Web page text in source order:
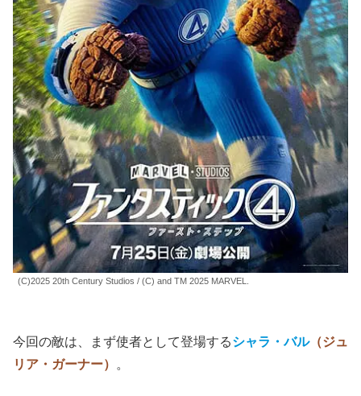
(C)2025 20th Century Studios / (C) and TM 2025 MARVEL.
今回の敵は、まず使者として登場するシャラ・バル（ジュ
リア・ガーナー）
。